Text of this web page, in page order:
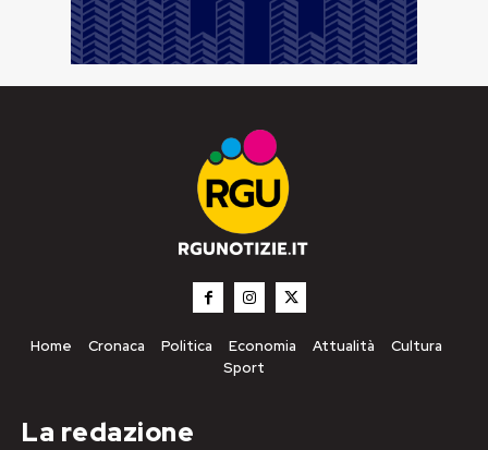
Home Cronaca Politica Economia Attualità
Cultura
Sport
La redazione